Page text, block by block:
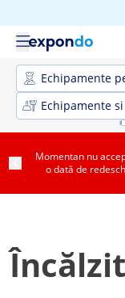
Echipamente
Echipamente
Momentan nu
o dată de